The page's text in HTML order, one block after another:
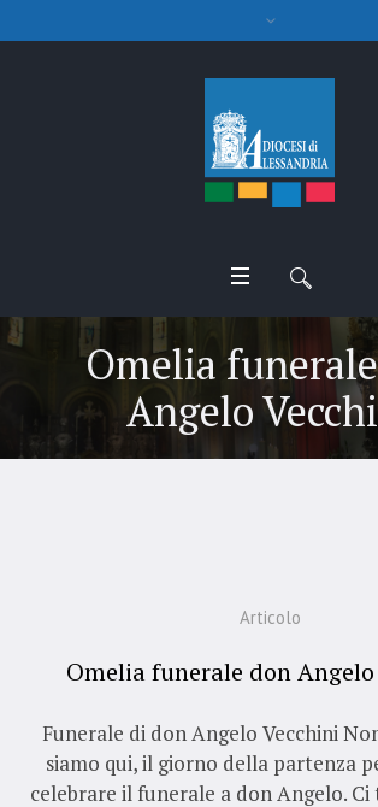
Omelia
Angelo
Articolo
Omelia funerale don
Funerale di don Angelo Vecchini
siamo qui, il giorno della partenza
celebrare il funerale a don Angelo.